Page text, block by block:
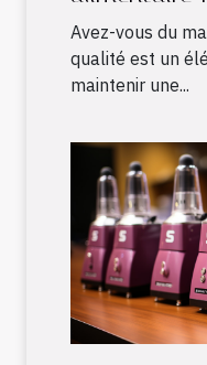
améliorer
Avez-vous du
qualité est un
maintenir une...